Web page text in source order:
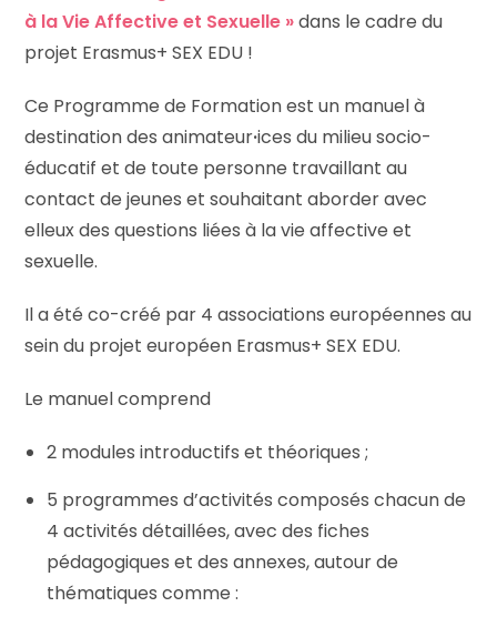
à la Vie Affective et Sexuelle »dans le cadre du
projet Erasmus+ SEX EDU !
Ce Programme de Formation est un manuel à
destination des animateur·ices du milieu socio-
éducatif et de toute personne travaillant au
contact de jeunes et souhaitant aborder avec
elleux des questions liées à la vie affective et
sexuelle.
Il a été co-créé par 4 associations européennes au
sein du projet européen Erasmus+ SEX EDU.
Le manuel comprend
2 modules introductifs et théoriques ;
5 programmes d’activités composés chacun de
4 activités détaillées, avec des fiches
pédagogiques et des annexes, autour de
thématiques comme :